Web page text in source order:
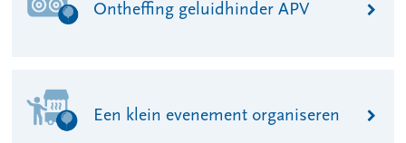
Ontheffing geluidhinder APV
Een klein evenement organiseren